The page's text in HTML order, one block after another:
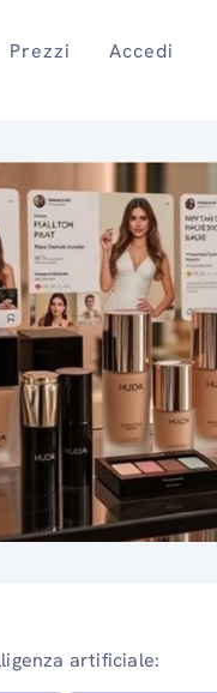
Prezzi Accedi
artificiale: